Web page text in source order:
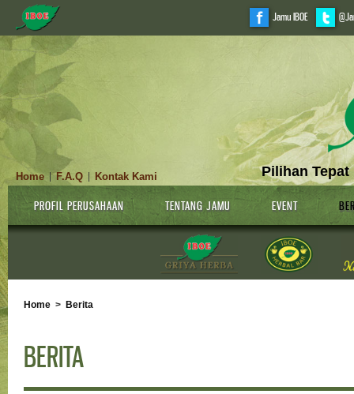
Jamu IBOE
Pilihan Tepat
Home |F.A.Q Kontak Kami
PROFIL PERUSAHAAN TENTANG JAMU EVENT
Home > Berita
BERITA